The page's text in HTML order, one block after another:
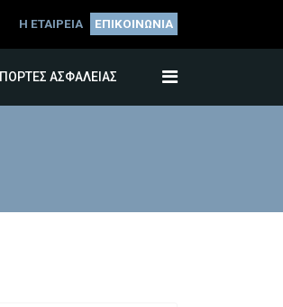
Η ΕΤΑΙΡΕΙΑ ΕΠΙΚΟΙΝΩΝΙΑ
ΠΟΡΤΕΣ ΑΣΦΑΛΕΙΑΣ